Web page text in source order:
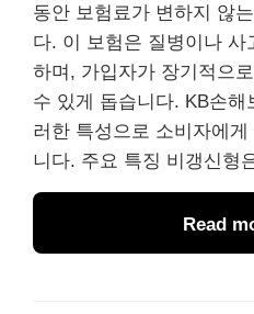
동안 보험료가 변하지 않
다. 이 보험은 질병이나
하며, 가입자가 장기적으
수 있게 돕습니다. KB손해
러한 특성으로 소비자에
니다. 주요 특징 비갱신형
Read